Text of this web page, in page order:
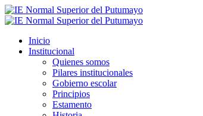
Inicio
Institucional
Quienes somos
Pilares institucionales
Gobierno escolar
Principios
Estamento